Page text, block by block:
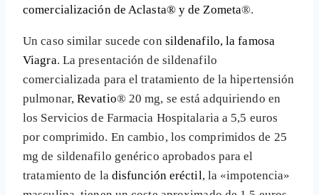
comercialización de Aclasta® y de Zometa®.
Un caso similar sucede con sildenafilo, la famosa
Viagra. La presentación de sildenafilo
comercializada para el tratamiento de la hipertensión
pulmonar,Revatio® 20 mg, se está adquiriendo en
los Servicios de Farmacia Hospitalaria a 5,5 euros
por comprimido. En cambio, los comprimidos de 25
mg de sildenafilo genérico aprobados para el
tratamiento de la disfunción eréctil, la «impotencia»